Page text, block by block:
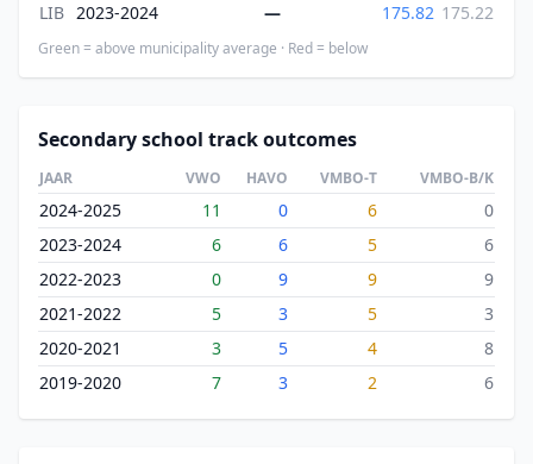
LIB 2023-2024 — 175.82 175.22
Green = above municipality average · Red = below
Secondary school track outcomes
JAAR VWO HAVO VMBO-T VMBO-B/K
2024-2025 11 0 6
0
2023-2024
6 6 5
6
2022-2023
0 9 9
9
2021-2022
5 3 5
3
2020-2021
3 5 4
8
2019-2020
7 3 2 6